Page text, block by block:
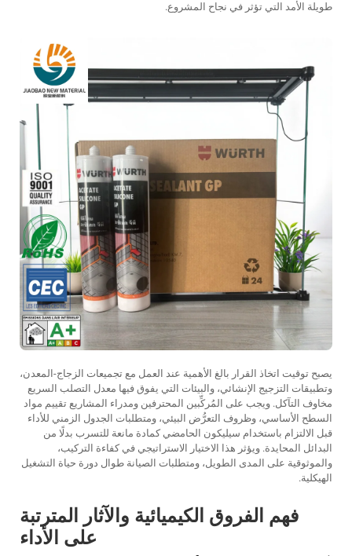
طويلة الأمد التي تؤثر في نجاح المشروع.
يصبح توقيت اتخاذ القرار بالغ الأهمية عند العمل مع تجميعات الزجاج-المعدن،
وتطبيقات التزجيج الإنشائي، والبيئات التي يفوق فيها معدل التصلب السريع
مخاوف التآكل. ويجب على المُركِّبين المحترفين ومدراء المشاريع تقييم مواد
السطح الأساسي، وظروف التعرُّض البيئي، ومتطلبات الجدول الزمني للأداء
قبل الالتزام باستخدام سيليكون الحامضي كمادة مانعة للتسرب بدلًا من
البدائل المحايدة. ويؤثر هذا الاختيار الاستراتيجي في كفاءة التركيب،
والموثوقية على المدى الطويل، ومتطلبات الصيانة طوال دورة حياة التشغيل
الهيكلية.
فهم الفروق الكيميائية والآثار المترتبة
على الأداء